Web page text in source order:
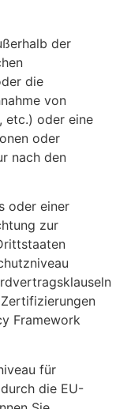
der
die
von
etc.) oder eine
oder
nach den
oder einer
zur
Framework
für
die EU-